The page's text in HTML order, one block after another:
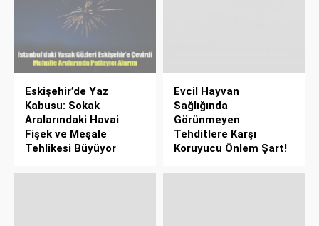
Eskişehir’de Yaz
Kabusu: Sokak
Aralarındaki Havai
Fişek ve Meşale
Tehlikesi Büyüyor
Evcil Hayvan
Sağlığında
Görünmeyen
Tehditlere Karşı
Koruyucu Önlem Şart!